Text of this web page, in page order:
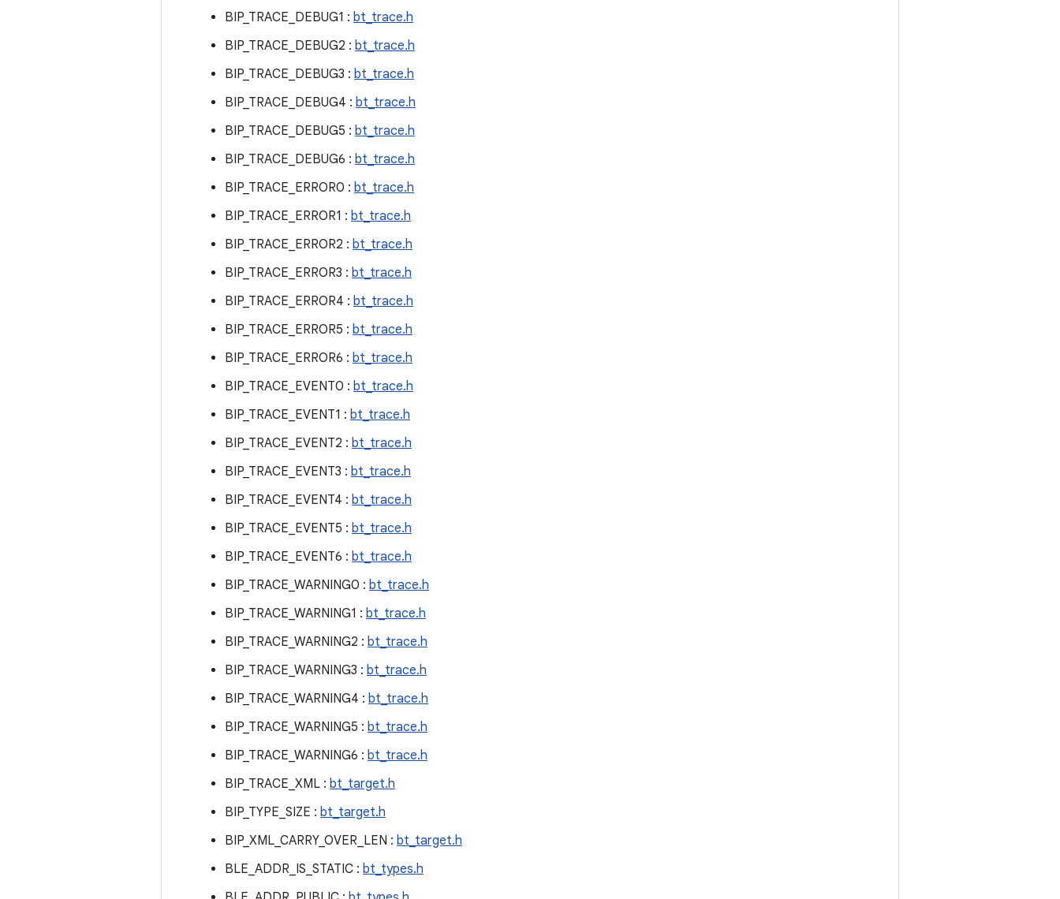
BIP_TRACE_DEBUG1 : bt_trace.h
BIP_TRACE_DEBUG2 : bt_trace.h
BIP_TRACE_DEBUG3 : bt_trace.h
BIP_TRACE_DEBUG4 : bt_trace.h
BIP_TRACE_DEBUG5 : bt_trace.h
BIP_TRACE_DEBUG6 : bt_trace.h
BIP_TRACE_ERROR0 : bt_trace.h
BIP_TRACE_ERROR1 : bt_trace.h
BIP_TRACE_ERROR2 : bt_trace.h
BIP_TRACE_ERROR3 : bt_trace.h
BIP_TRACE_ERROR4 : bt_trace.h
BIP_TRACE_ERROR5 : bt_trace.h
BIP_TRACE_ERROR6 : bt_trace.h
BIP_TRACE_EVENT0 : bt_trace.h
BIP_TRACE_EVENT1 : bt_trace.h
BIP_TRACE_EVENT2 : bt_trace.h
BIP_TRACE_EVENT3 : bt_trace.h
BIP_TRACE_EVENT4 : bt_trace.h
BIP_TRACE_EVENT5 : bt_trace.h
BIP_TRACE_EVENT6 : bt_trace.h
BIP_TRACE_WARNING0 : bt_trace.h
BIP_TRACE_WARNING1 : bt_trace.h
BIP_TRACE_WARNING2 : bt_trace.h
BIP_TRACE_WARNING3 : bt_trace.h
BIP_TRACE_WARNING4 : bt_trace.h
BIP_TRACE_WARNING5 : bt_trace.h
BIP_TRACE_WARNING6 : bt_trace.h
BIP_TRACE_XML : bt_target.h
BIP_TYPE_SIZE : bt_target.h
BIP_XML_CARRY_OVER_LEN : bt_target.h
BLE_ADDR_IS_STATIC : bt_types.h